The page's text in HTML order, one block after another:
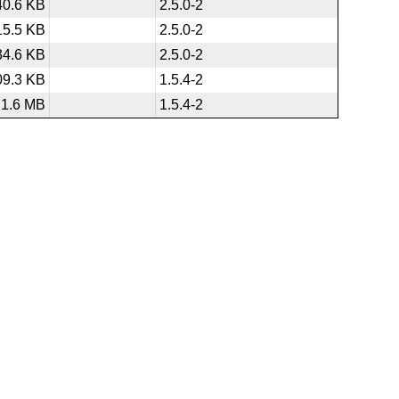
KB
2.5.0-2
KB
2.5.0-2
KB
2.5.0-2
KB
1.5.4-2
1.6 MB
1.5.4-2